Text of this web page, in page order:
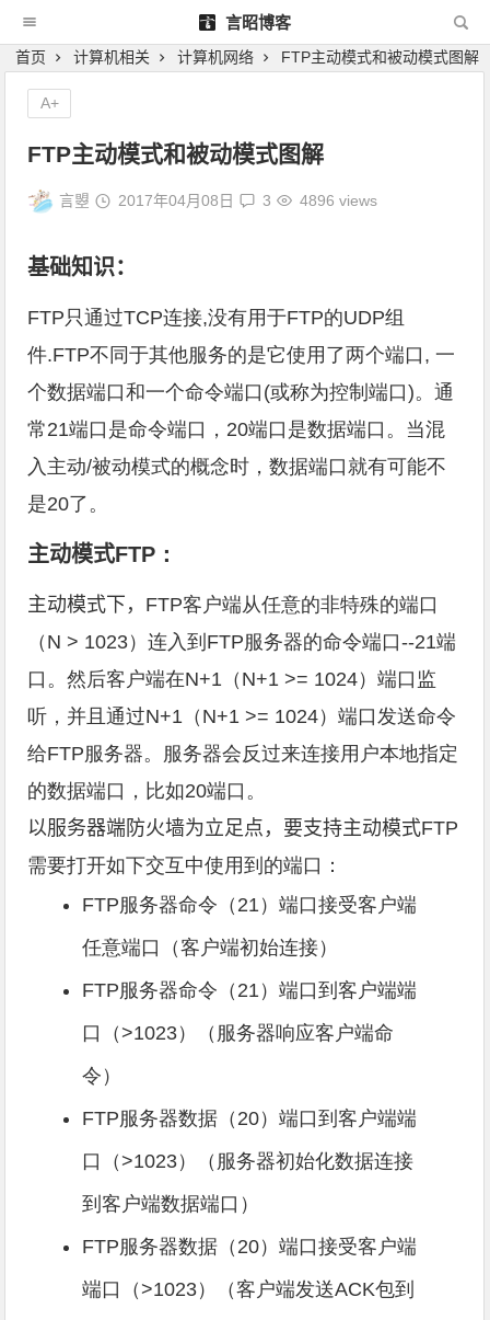
言昭博客
首页 计算机相关 计算机网络 FTP主动模式和被动模式图解
FTP主动模式和被动模式图解
言曌 2017年04月08日 3 4896 views
基础知识：
FTP只通过TCP连接,没有用于FTP的UDP组
件.FTP不同于其他服务的是它使用了两个端口, 一
个数据端口和一个命令端口(或称为控制端口)。通
常21端口是命令端口，20端口是数据端口。当混
入主动/被动模式的概念时，数据端口就有可能不
是20了。
主动模式FTP：
主动模式下， FTP客户端从任意的非特殊的端口
（N > 1023）连入到FTP服务器的命令端口--21端
口。然后客户端在N+1（N+1 >= 1024）端口监
听，并且通过N+1（N+1 >= 1024）端口发送命令
给FTP服务器。服务器会反过来连接用户本地指定
的数据端口，比如20端口。
以服务器端防火墙为立足点，要支持主动模式FTP
需要打开如下交互中使用到的端口：
FTP服务器命令（21）端口接受客户端
任意端口（客户端初始连接）
FTP服务器命令（21）端口到客户端端
口（>1023）（服务器响应客户端命
令）
FTP服务器数据（20）端口到客户端端
口（>1023）（服务器初始化数据连接
到客户端数据端口）
FTP服务器数据（20）端口接受客户端
端口（>1023）（客户端发送ACK包到
A+